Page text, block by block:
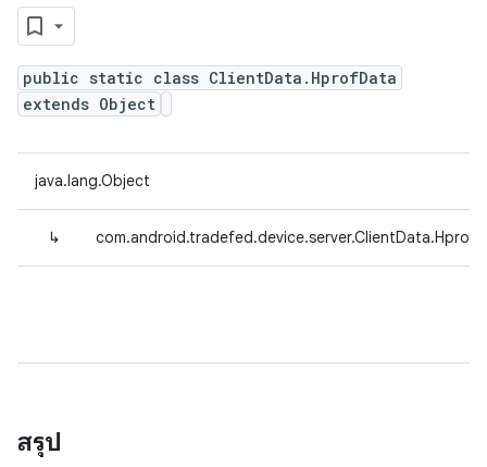
public static class ClientData.HprofData
extends Object
java.lang.Object
↳
สรุป